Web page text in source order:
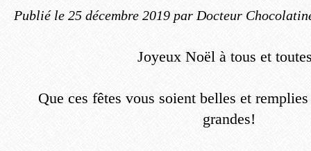
Publié le 25 décembre 2019 par Docteur
Joyeux Noël à tous et
Que ces fêtes vous soient belles et
grandes!